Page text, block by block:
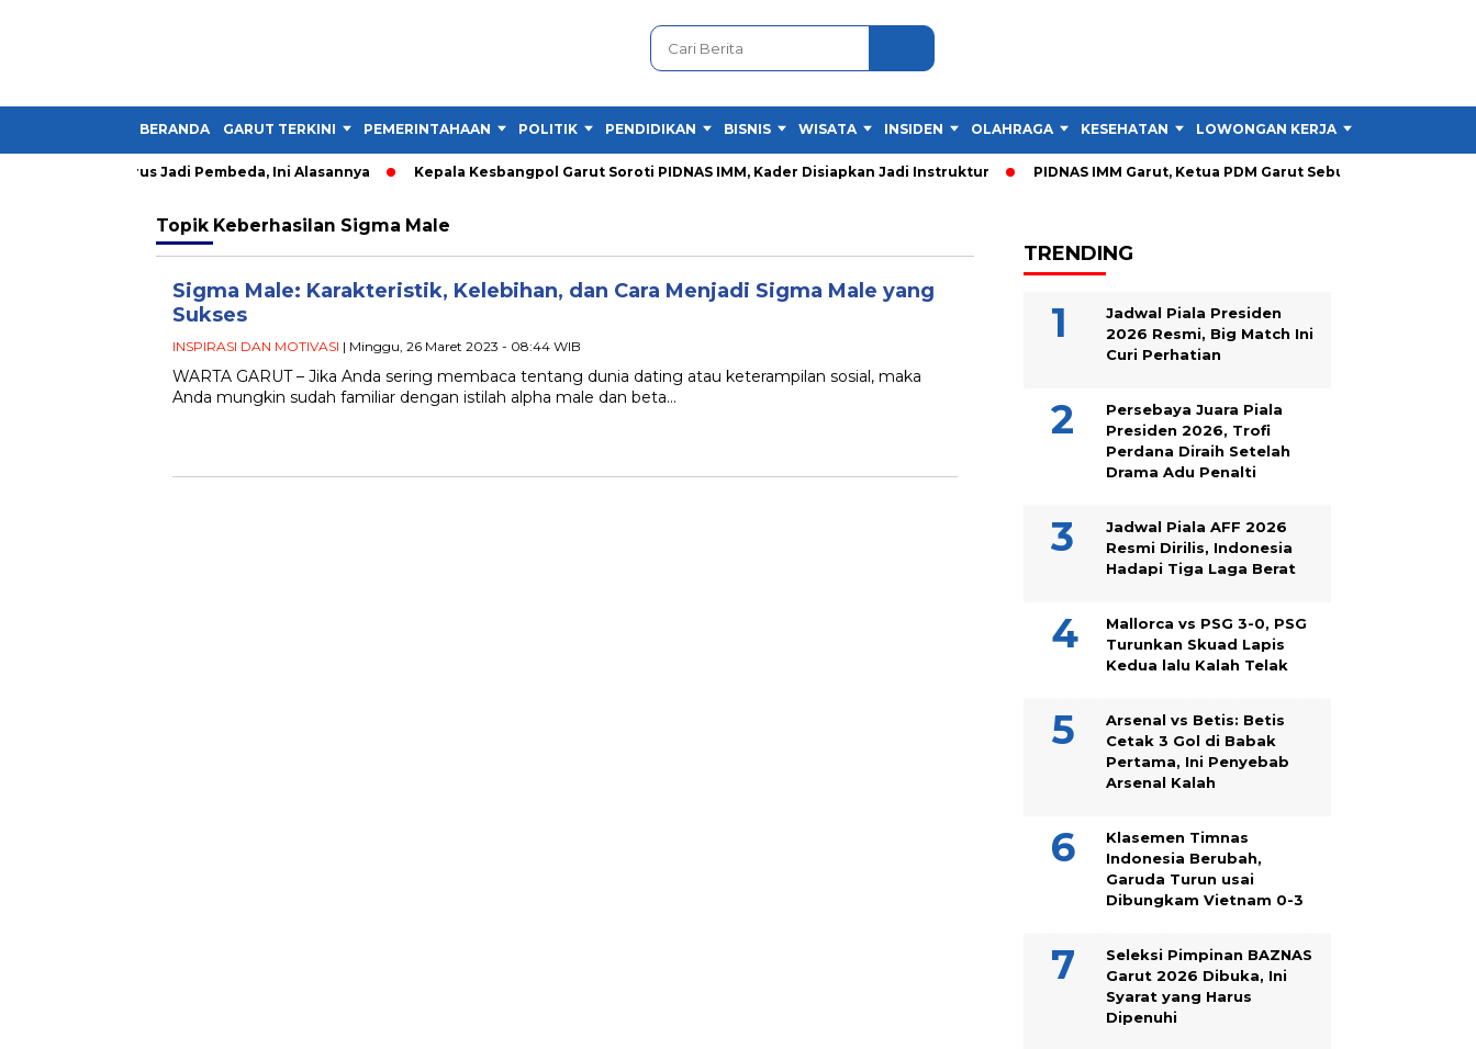
BERANDA GARUT TERKINI PEMERINTAHAAN POLITIK PENDIDIKAN BISNIS WISATA INSIDEN OLAHRAGA KESEHATAN LOWONGAN KERJA
Kader IMM Harus Jadi Pembeda, Ini Alasannya Kepala Kesbangpol Garut Soroti PIDNAS IMM, Kader Disiapkan Jadi Instruktur PIDNAS IMM Garut, Ketua PDM Garut Sebut RTL Lebih
Topik Keberhasilan Sigma Male
Sigma Male: Karakteristik, Kelebihan, dan Cara Menjadi Sigma Male yang
Sukses
INSPIRASI DAN MOTIVASI | Minggu, 26 Maret 2023 - 08:44 WIB
WARTA GARUT – Jika Anda sering membaca tentang dunia dating atau keterampilan sosial, maka
Anda mungkin sudah familiar dengan istilah alpha male dan beta…
TRENDING
Jadwal Piala Presiden
2026 Resmi, Big Match Ini
Curi Perhatian
Persebaya Juara Piala
Presiden 2026, Trofi
Perdana Diraih Setelah
Drama Adu Penalti
Jadwal Piala AFF 2026
Resmi Dirilis, Indonesia
Hadapi Tiga Laga Berat
Mallorca vs PSG 3-0, PSG
Turunkan Skuad Lapis
Kedua lalu Kalah Telak
Arsenal vs Betis: Betis
Cetak 3 Gol di Babak
Pertama, Ini Penyebab
Arsenal Kalah
Klasemen Timnas
Indonesia Berubah,
Garuda Turun usai
Dibungkam Vietnam 0-3
Seleksi Pimpinan BAZNAS
Garut 2026 Dibuka, Ini
Syarat yang Harus
Dipenuhi